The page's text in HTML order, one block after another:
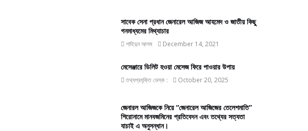
সাবেক সেনা প্রধান জেনারেল আজিজ আহমেদ ও জাতীয় কিছু
গনমাধ্যমের মিথ্যাচার
শাহিদুন আলম December 14, 2021
মেসেঞ্জারে ডিলিট হওয়া মেসেজ ফিরে পাওয়ার উপায়
তথ্যপ্রযুক্তি ডেস্ক : October 20, 2025
জেনারল আজিজকে নিয়ে “জেনারেল আজিজের তেলেশমাতি”
শিরোনামে মানবজমিনের প্রতিবেদন এবং তথ্যের সত্যতা
যাচাই এ অনুসন্ধান।